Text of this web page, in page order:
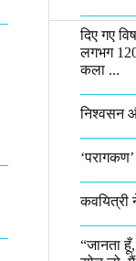
दिए गए
लगभग
कला ...
निश्वसन
कवयित्री
“जानता